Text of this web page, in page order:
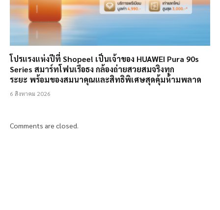
โปรแรงแห่งปีที่ Shopee! เป็นเจ้าของ HUAWEI Pura 90s
Series สมาร์ทโฟนเรือธง กล้องถ่ายสวยสมจริงทุก
ระยะ พร้อมของสมนาคุณและสิทธิพิเศษสุดคุ้มห้ามพลาด
6 สิงหาคม 2026
Comments are closed.